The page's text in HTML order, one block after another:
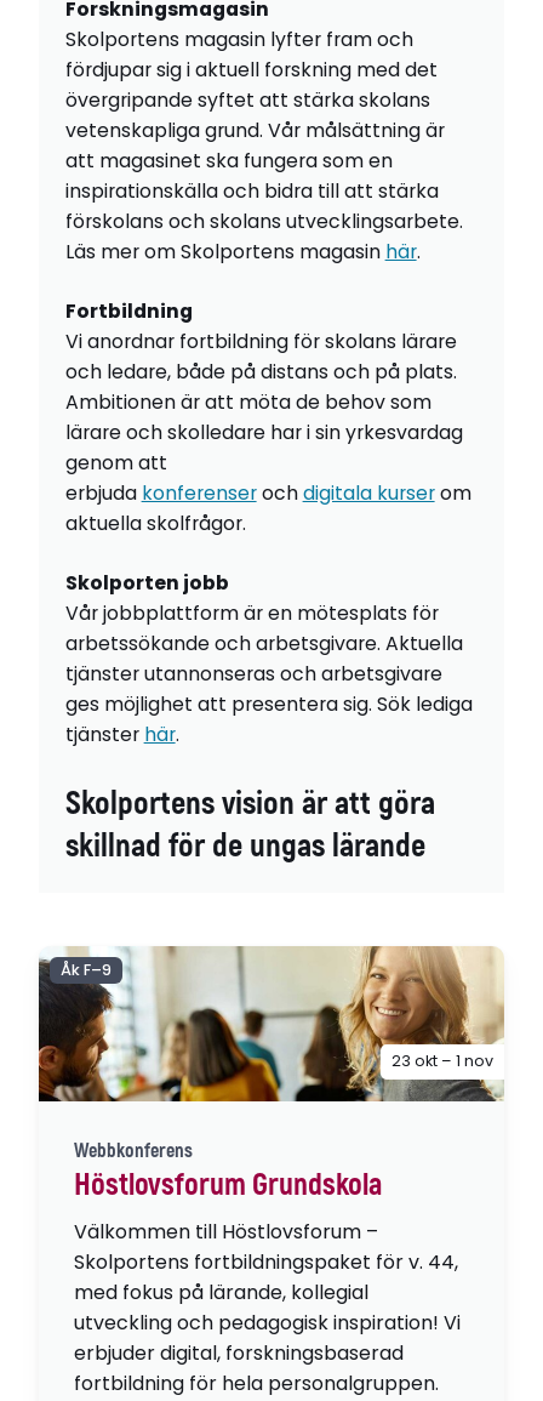
Forskningsmagasin
Skolportens magasin lyfter fram och
fördjupar sig i aktuell forskning med det
övergripande syftet att stärka skolans
vetenskapliga grund. Vår målsättning är
att magasinet ska fungera som en
inspirationskälla och bidra till att stärka
förskolans och skolans utvecklingsarbete.
Läs mer om Skolportens magasin här.
Fortbildning
Vi anordnar fortbildning för skolans lärare
och ledare, både på distans och på plats.
Ambitionen är att möta de behov som
lärare och skolledare har i sin yrkesvardag
genom att
erbjuda konferenserochdigitala kurserom
aktuella skolfrågor.
Skolporten jobb
Vår jobbplattform är en mötesplats för
arbetssökande och arbetsgivare. Aktuella
tjänster utannonseras och arbetsgivare
ges möjlighet att presentera sig. Sök lediga
tjänster här.
Skolportens vision är att göra
skillnad för de ungas lärande
Webbkonferens
Höstlovsforum Grundskola
Välkommen till Höstlovsforum –
Skolportens fortbildningspaket för v. 44,
med fokus på lärande, kollegial
utveckling och pedagogisk inspiration! Vi
erbjuder digital, forskningsbaserad
fortbildning för hela personalgruppen.
Åk F–9
23 okt – 1 nov